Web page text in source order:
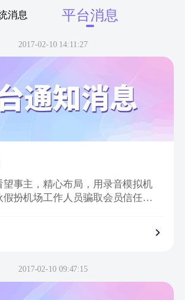
消息 平台消息
下拉刷新
2017-02-10 14:11:27
望事主，精心布局，用录音模拟机
扮机场工作人员骗取会员信任，
请嘉宾、网站会员为信件内容；
息提示员XX＂、＂送礼员XX＂等
2017-02-10 09:47:15